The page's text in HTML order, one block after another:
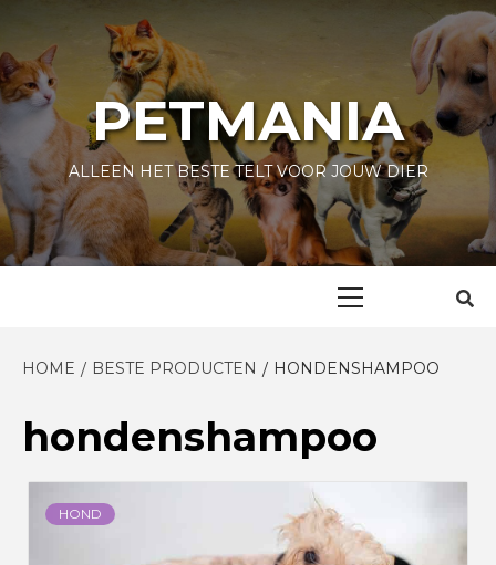
content
PETMANIA
ALLEEN HET BESTE TELT VOOR JOUW DIER
HOME BESTE PRODUCTEN HONDENSHAMPOO
hondenshampoo
HOND